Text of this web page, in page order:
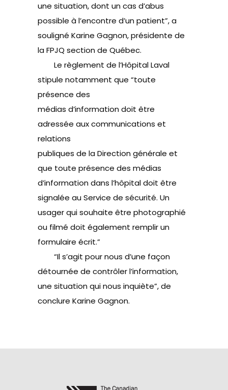
une situation, dont un cas d’abus
possible à l’encontre d’un patient”, a
souligné Karine Gagnon, présidente de
la FPJQ section de Québec.
Le règlement de l’Hôpital Laval
stipule notamment que “toute
présence des
médias d’information doit être
adressée aux communications et
relations
publiques de la Direction générale et
que toute présence des médias
d’information dans l’hôpital doit être
signalée au Service de sécurité. Un
usager qui souhaite être photographié
ou filmé doit également remplir un
formulaire écrit.”
“Il s’agit pour nous d’une façon
détournée de contrôler l’information,
une situation qui nous inquiète”, de
conclure Karine Gagnon.